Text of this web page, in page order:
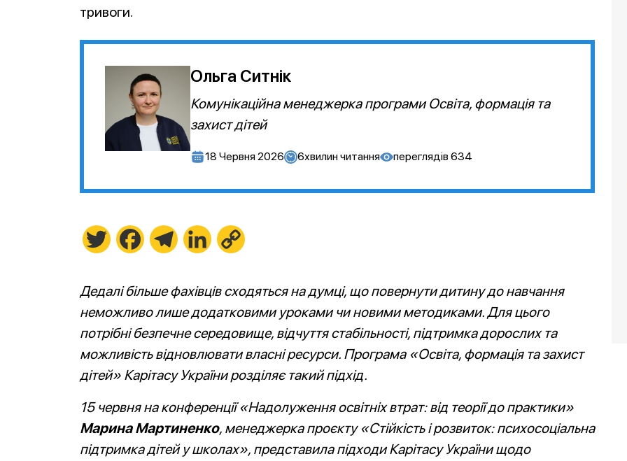
тривоги.
Ольга Ситнік
Комунікаційна менеджерка програми Освіта, формація та
захист дітей
18 Червня 2026 6хвилин читання переглядів 634
Twitter FacebookTelegramLinkedIn
Дедалі більше фахівців сходяться на думці, що повернути дитину до навчання
неможливо лише додатковими уроками чи новими методиками. Для цього
потрібні безпечне середовище, відчуття стабільності, підтримка дорослих та
можливість відновлювати власні ресурси. Програма «Освіта, формація та захист
дітей» Карітасу України розділяє такий підхід.
15 червня на конференції «Надолуження освітніх втрат: від теорії до практики»
Марина Мартиненко, менеджерка проєкту «Стійкість і розвиток: психосоціальна
підтримка дітей у школах», представила підходи Карітасу України щодо